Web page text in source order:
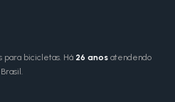
para bicicletas. Há 26 anos atendendo